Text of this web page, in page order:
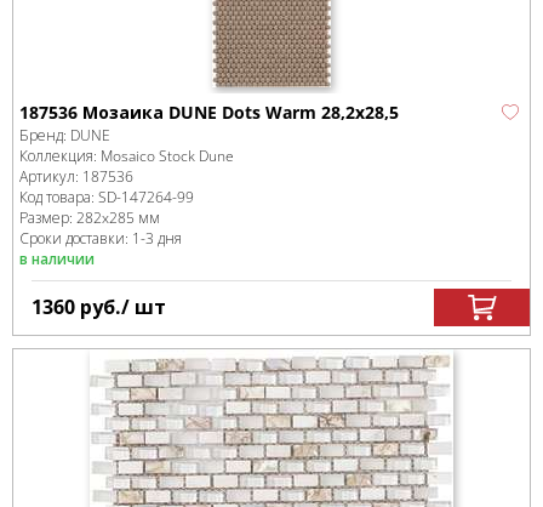
187536 Мозаика DUNE Dots Warm 28,2x28,5
Бренд: DUNE
Коллекция: Mosaico Stock Dune
Артикул: 187536
Код товара: SD-147264-99
Размер: 282x285 мм
Сроки доставки: 1-3 дня
в наличии
1360 руб./ шт